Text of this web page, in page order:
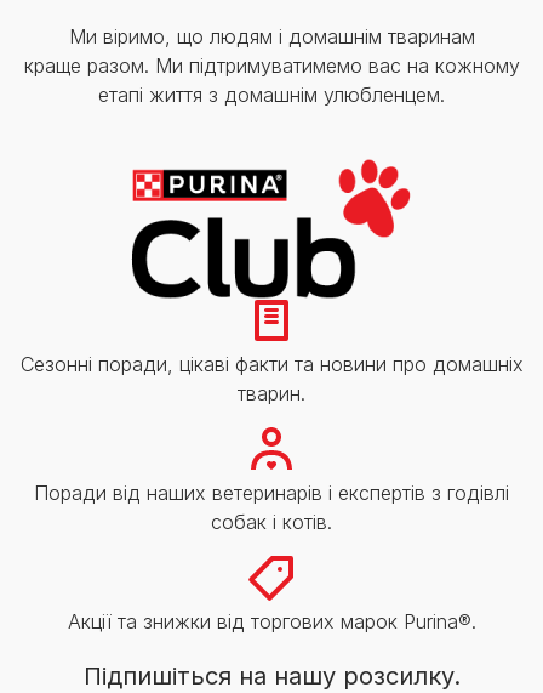
Ми віримо, що людям і домашнім тваринам
краще разом. Ми підтримуватимемо вас на кожному
етапі життя з домашнім улюбленцем.
Сезонні поради, цікаві факти та новини про домашніх
тварин.
Поради від наших ветеринарів і експертів з годівлі
собак і котів.
Акції та знижки від торгових марок Purina®.
Підпишіться на нашу розсилку.